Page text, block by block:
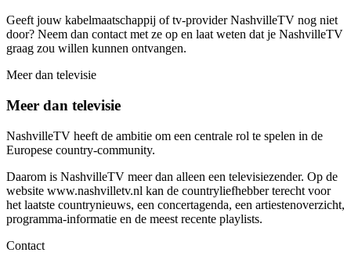
Geeft jouw kabelmaatschappij of tv-provider NashvilleTV nog niet
door? Neem dan contact met ze op en laat weten dat je NashvilleTV
graag zou willen kunnen ontvangen.
Meer dan televisie
Meer dan televisie
NashvilleTV heeft de ambitie om een centrale rol te spelen in de
Europese country-community.
Daarom is NashvilleTV meer dan alleen een televisiezender. Op de
website www.nashvilletv.nl kan de countryliefhebber terecht voor
het laatste countrynieuws, een concertagenda, een artiestenoverzicht,
programma-informatie en de meest recente playlists.
Contact